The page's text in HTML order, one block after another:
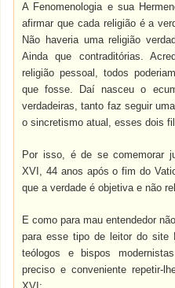
A Fenomenologia e sua
afirmar que cada religião é a
Não haveria uma religião
Ainda que contraditórias.
religião pessoal, todos
que fosse. Daí nasceu o
verdadeiras, tanto faz seguir
o sincretismo atual, esses dois
Por isso, é de se comemorar
XVI, 44 anos após o fim do
que a verdade é objetiva e não
E como para mau entendedor
para esse tipo de leitor do site
teólogos e bispos
preciso e conveniente repetir-